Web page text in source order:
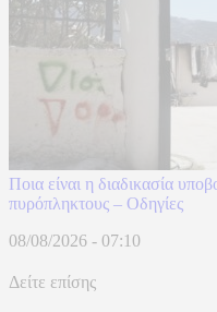
Ποια είναι η διαδικασία
πυρόπληκτους – Οδηγίες
08/08/2026 - 07:10
Δείτε επίσης